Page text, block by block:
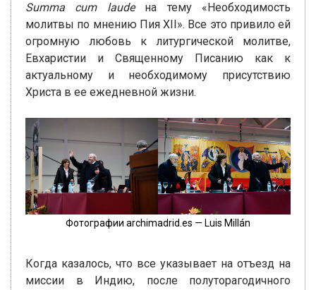
Summa cum laudeна тему «Необходимость
молитвы по мнению Пия XII». Все это привило ей
огромную любовь к литургической молитве,
Евхаристии и Священному Писанию как к
актуальному и необходимому присутствию
Христа в ее ежедневной жизни.
Фотографии archimadrid.es — Luis Millán
Когда казалось, что все указывает на отъезд на
миссии в Индию, после полуторагодичного